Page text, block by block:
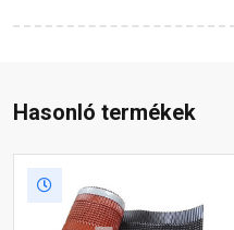
Hasonló termékek